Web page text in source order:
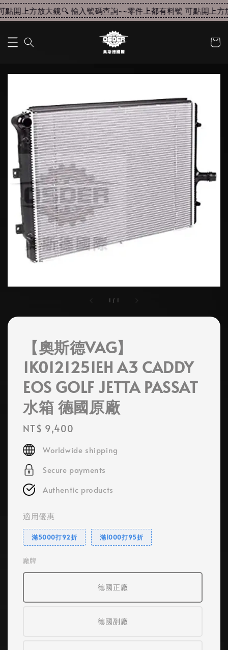
開上方放大鏡🔍 輸入號碼查詢~~零件上都有料號 可點開上方
1 / 1
【奧斯德VAG】
1K0121251EH A3 CADDY
EOS GOLF JETTA PASSAT
水箱 德國原廠
Regular
price
NT$ 9,400
Worldwide shipping
Secure payments
Authentic products
適用優惠
滿5000打92折 滿1000打95折
廠牌
德國正廠
德國副廠